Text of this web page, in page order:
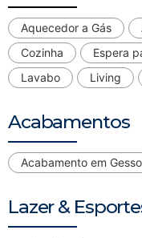
Aquecedor a Gás
Cozinha
Espera
Lavabo
Living
Acabamentos
Acabamento em Gesso
Lazer &